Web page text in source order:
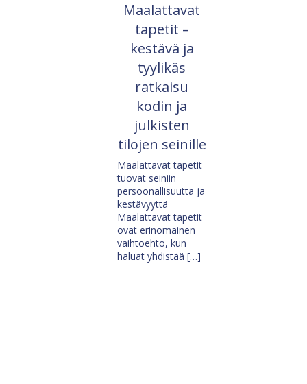
Maalattavat
tapetit –
kestävä ja
tyylikäs
ratkaisu
kodin ja
julkisten
tilojen seinille
Maalattavat tapetit
tuovat seiniin
persoonallisuutta ja
kestävyyttä
Maalattavat tapetit
ovat erinomainen
vaihtoehto, kun
haluat yhdistää […]